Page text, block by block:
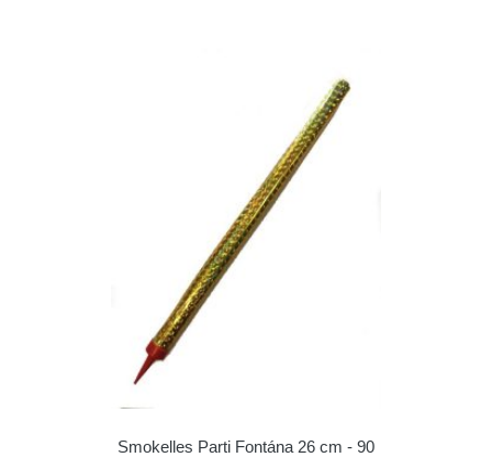
Smokelles Parti Fontána 26 cm - 90